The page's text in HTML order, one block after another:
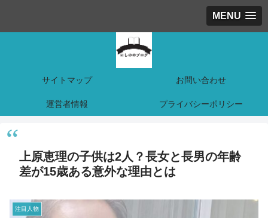
MENU
サイトマップ お問い合わせ
運営者情報 プライバシーポリシー
上原恵理の子供は2人？長女と長男の年齢
差が15歳ある意外な理由とは
注目人物